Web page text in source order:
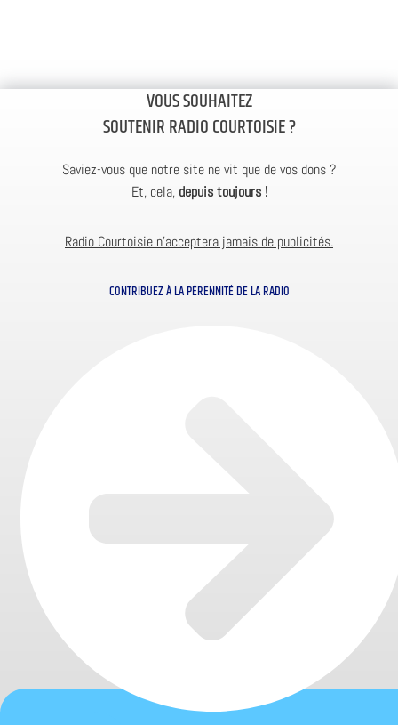
VOUS SOUHAITEZ
SOUTENIR RADIO COURTOISIE ?
Saviez-vous que notre site ne vit que de vos dons ?
Et, cela, depuis toujours !
Radio Courtoisie n’acceptera jamais de publicités.
CONTRIBUEZ À LA PÉRENNITÉ DE LA RADIO